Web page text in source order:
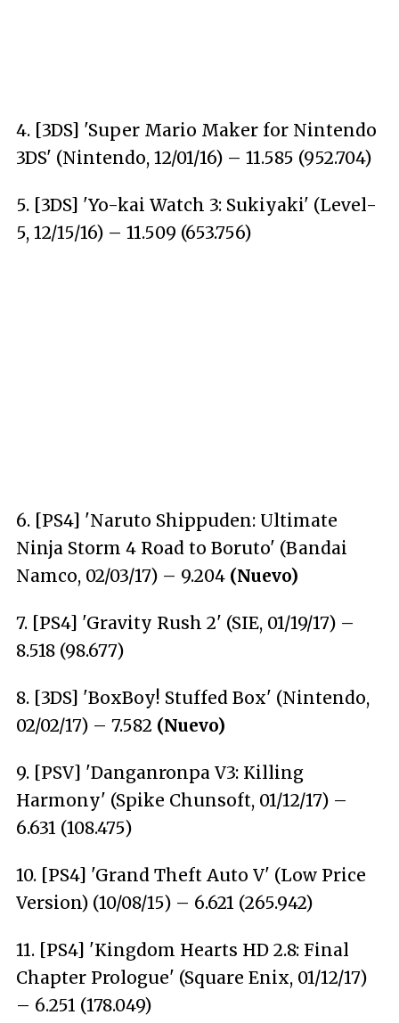
4. [3DS] 'Super Mario Maker for Nintendo
3DS' (Nintendo, 12/01/16) – 11.585 (952.704)
5. [3DS] 'Yo-kai Watch 3: Sukiyaki' (Level-
5, 12/15/16) – 11.509 (653.756)
6. [PS4] 'Naruto Shippuden: Ultimate
Ninja Storm 4 Road to Boruto' (Bandai
Namco, 02/03/17) – 9.204 (Nuevo)
7. [PS4] 'Gravity Rush 2' (SIE, 01/19/17) –
8.518 (98.677)
8. [3DS] 'BoxBoy! Stuffed Box' (Nintendo,
02/02/17) – 7.582 (Nuevo)
9. [PSV] 'Danganronpa V3: Killing
Harmony' (Spike Chunsoft, 01/12/17) –
6.631 (108.475)
10. [PS4] 'Grand Theft Auto V' (Low Price
Version) (10/08/15) – 6.621 (265.942)
11. [PS4] 'Kingdom Hearts HD 2.8: Final
Chapter Prologue' (Square Enix, 01/12/17)
– 6.251 (178.049)